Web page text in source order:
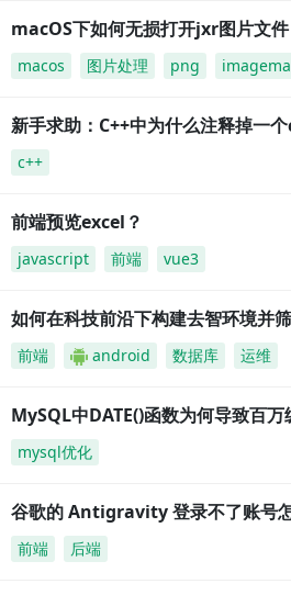
macOS下如何无损打开jxr图片文件
macos 图片处理 png
新手求助：C++中为什么注释掉一
c++
前端预览excel？
javascript 前端 vue3
如何在科技前沿下构建去智环境并
前端 android 数据库 运维
MySQL中DATE()函数为何导致百
mysql优化
谷歌的 Antigravity 登录不了账号
前端 后端